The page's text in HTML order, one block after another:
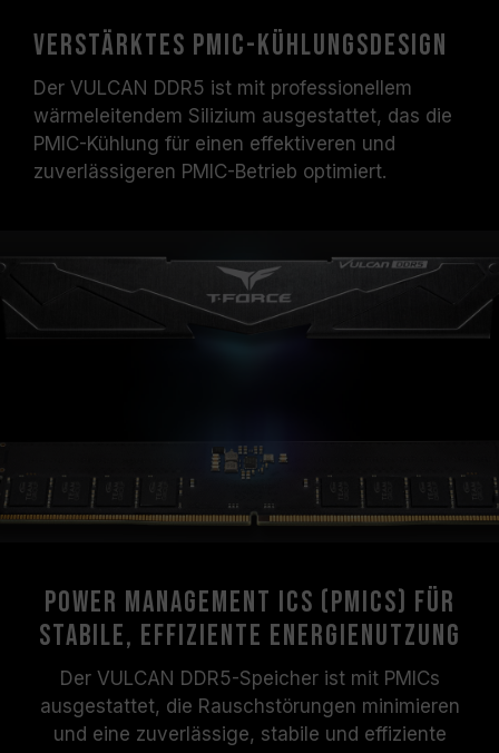
Verstärktes PMIC-Kühlungsdesign
Der VULCAN DDR5 ist mit professionellem
wärmeleitendem Silizium ausgestattet, das die
PMIC-Kühlung für einen effektiveren und
zuverlässigeren PMIC-Betrieb optimiert.
Power Management ICs (PMICs) für
stabile, effiziente Energienutzung
Der VULCAN DDR5-Speicher ist mit PMICs
ausgestattet, die Rauschstörungen minimieren
und eine zuverlässige, stabile und effiziente